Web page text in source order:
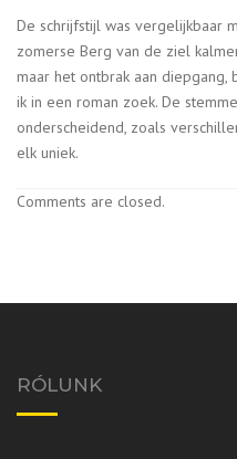
De schrijfstijl was vergelijkbaar
zomerse Berg van de ziel
maar het ontbrak aan
ik in een roman zoek. De
onderscheidend, zoals
elk uniek.
Comments are closed.
RÓLUNK